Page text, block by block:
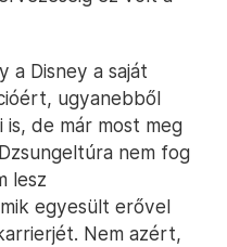
a Disney a saját
ugyanebből
de már most meg
nem fog
lesz
egyesült erővel
Nem azért,